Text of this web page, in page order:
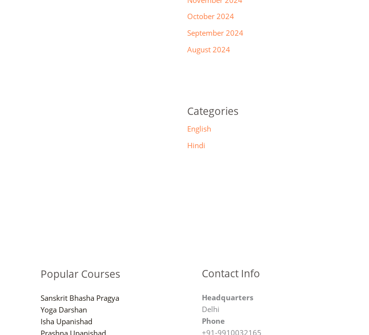
October 2024
September 2024
August 2024
Categories
English
Hindi
Popular Courses
Sanskrit Bhasha Pragya
Yoga Darshan
Isha Upanishad
Contact Info
Headquarters
Delhi
Phone
+91-9910032165